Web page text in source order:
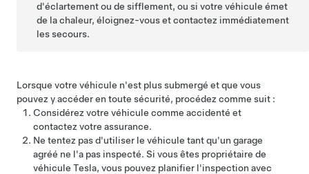
d'éclartement ou de sifflement, ou si votre véhicule émet
de la chaleur, éloignez-vous et contactez immédiatement
les secours.
Lorsque votre véhicule n'est plus submergé et que vous
pouvez y accéder en toute sécurité, procédez comme suit :
Considérez votre véhicule comme accidenté et
contactez votre assurance.
Ne tentez pas d'utiliser le véhicule tant qu'un garage
agréé ne l'a pas inspecté. Si vous êtes propriétaire de
véhicule Tesla, vous pouvez planifier l'inspection avec